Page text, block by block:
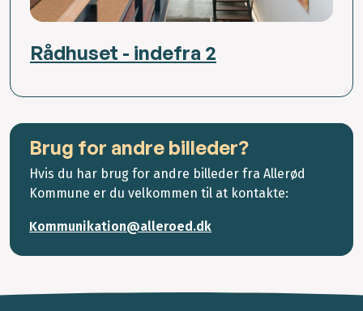
Rådhuset - indefra 2
Brug for andre billeder?
Hvis du har brug for andre billeder fra Allerød
Kommune er du velkommen til at kontakte:
Kommunikation@alleroed.dk